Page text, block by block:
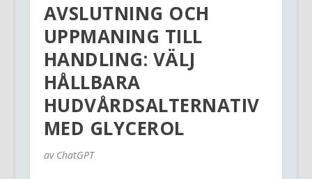
AVSLUTNING OCH
UPPMANING TILL
HANDLING: VÄLJ
HÅLLBARA
HUDVÅRDSALTERNATIV
MED GLYCEROL
av ChatGPT